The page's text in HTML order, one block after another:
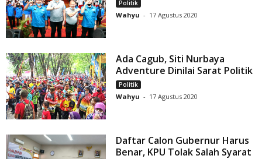
Politik
Wahyu - 17 Agustus 2020
Ada Cagub, Siti Nurbaya
Adventure Dinilai Sarat Politik
Politik
Wahyu - 17 Agustus 2020
Daftar Calon Gubernur Harus
Benar, KPU Tolak Salah Syarat